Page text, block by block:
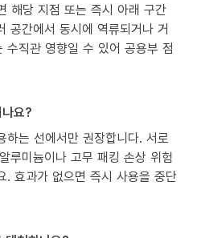
해당 지점 또는 즉시 아래 구간
공간에서 동시에 역류되거나 거
수직관 영향일 수 있어 공용부 점
요?
는 선에서만 권장합니다. 서로
루미늄이나 고무 패킹 손상 위험
. 효과가 없으면 즉시 사용을 중단